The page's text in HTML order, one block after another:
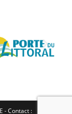
- Contact :